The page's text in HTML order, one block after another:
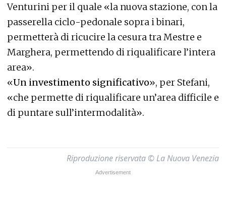
Venturini per il quale «la nuova stazione, con la
passerella ciclo-pedonale sopra i binari,
permetterà di ricucire la cesura tra Mestre e
Marghera, permettendo di riqualificare l’intera
area».
«Un investimento significativo», per Stefani,
«che permette di riqualificare un’area difficile e
di puntare sull’intermodalità».
Riproduzione riservata © La Nuova Venezia